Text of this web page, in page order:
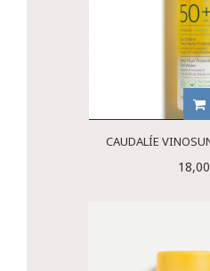
CAUDALÍE